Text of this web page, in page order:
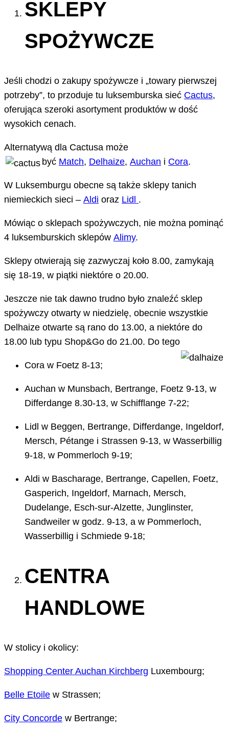
SKLEPY
SPOŻYWCZE
Jeśli chodzi o zakupy spożywcze i „towary pierwszej
potrzeby”, to przoduje tu luksemburska sieć Cactus,
oferująca szeroki asortyment produktów w dość
wysokich cenach.
Alternatywą dla Cactusa może
być Match, Delhaize, Auchan i Cora.
W Luksemburgu obecne są także sklepy tanich
niemieckich sieci – Aldi oraz Lidl .
Mówiąc o sklepach spożywczych, nie można pominąć
4 luksemburskich sklepów Alimy.
Sklepy otwierają się zazwyczaj koło 8.00, zamykają
się 18-19, w piątki niektóre o 20.00.
Jeszcze nie tak dawno trudno było znaleźć sklep
spożywczy otwarty w niedzielę, obecnie wszystkie
Delhaize otwarte są rano do 13.00, a niektóre do
18.00 lub typu Shop&Go do 21.00. Do tego
Cora w Foetz 8-13;
Auchan w Munsbach, Bertrange, Foetz 9-13, w
Differdange 8.30-13, w Schifflange 7-22;
Lidl w Beggen, Bertrange, Differdange, Ingeldorf,
Mersch, Pétange i Strassen 9-13, w Wasserbillig
9-18, w Pommerloch 9-19;
Aldi w Bascharage, Bertrange, Capellen, Foetz,
Gasperich, Ingeldorf, Marnach, Mersch,
Dudelange, Esch-sur-Alzette, Junglinster,
Sandweiler w godz. 9-13, a w Pommerloch,
Wasserbillig i Schmiede 9-18;
CENTRA
HANDLOWE
W stolicy i okolicy:
Shopping Center Auchan Kirchberg Luxembourg;
Belle Etoile w Strassen;
City Concorde w Bertrange;